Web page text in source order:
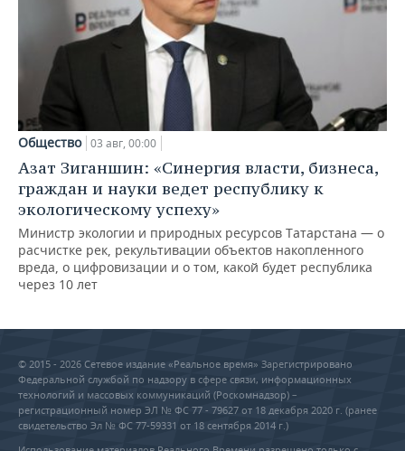
Общество 03 авг, 00:00
Азат Зиганшин: «Синергия власти, бизнеса,
граждан и науки ведет республику к
экологическому успеху»
Министр экологии и природных ресурсов Татарстана — о
расчистке рек, рекультивации объектов накопленного
вреда, о цифровизации и о том, какой будет республика
через 10 лет
© 2015 - 2026 Сетевое издание «Реальное время» Зарегистрировано
Федеральной службой по надзору в сфере связи, информационных
технологий и массовых коммуникаций (Роскомнадзор) –
регистрационный номер ЭЛ № ФС 77 - 79627 от 18 декабря 2020 г. (ранее
свидетельство Эл № ФС 77-59331 от 18 сентября 2014 г.)